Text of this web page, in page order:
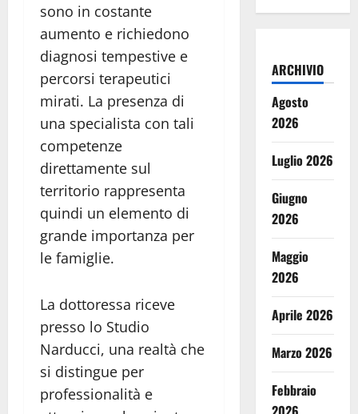
sono in costante
aumento e richiedono
diagnosi tempestive e
percorsi terapeutici
mirati. La presenza di
una specialista con tali
competenze
direttamente sul
territorio rappresenta
quindi un elemento di
grande importanza per
le famiglie.
La dottoressa riceve
presso lo Studio
Narducci, una realtà che
si distingue per
professionalità e
ARCHIVIO
Agosto
2026
Luglio 2026
Giugno
2026
Maggio
2026
Aprile 2026
Marzo 2026
Febbraio